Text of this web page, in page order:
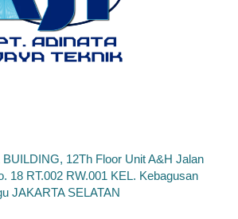
12Th Floor Unit A&H Jalan
18 RT.002 RW.001 KEL. Kebagusan
JAKARTA SELATAN